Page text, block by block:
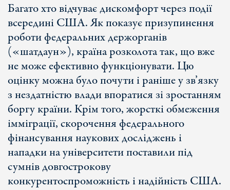
Багато хто відчуває дискомфорт через події
всередині США. Як показує призупинення
роботи федеральних держорганів
(«шатдаун»), країна розколота так, що вже
не може ефективно функціонувати. Цю
оцінку можна було почути і раніше у зв’язку
з нездатністю влади впоратися зі зростанням
боргу країни. Крім того, жорсткі обмеження
імміграції, скорочення федерального
фінансування наукових досліджень і
нападки на університети поставили під
сумнів довгострокову
конкурентоспроможність і надійність США.